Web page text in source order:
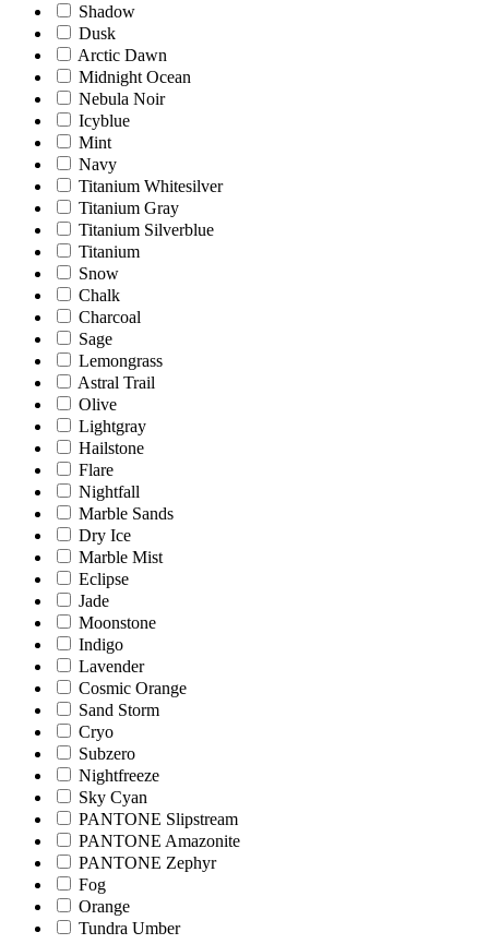
Shadow
Dusk
Arctic Dawn
Midnight Ocean
Nebula Noir
Icyblue
Mint
Navy
Titanium Whitesilver
Titanium Gray
Titanium Silverblue
Titanium
Snow
Chalk
Charcoal
Sage
Lemongrass
Astral Trail
Olive
Lightgray
Hailstone
Flare
Nightfall
Marble Sands
Dry Ice
Marble Mist
Eclipse
Jade
Moonstone
Indigo
Lavender
Cosmic Orange
Sand Storm
Cryo
Subzero
Nightfreeze
Sky Cyan
PANTONE Slipstream
PANTONE Amazonite
PANTONE Zephyr
Fog
Orange
Tundra Umber